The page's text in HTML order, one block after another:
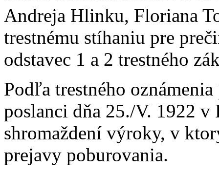
Andreja Hlinku, Floriana
trestnému stíhaniu pre
odstavec 1 a 2 trestného
Podľa trestného
poslanci dňa 25./V. 1922
shromaždení výroky, v
prejavy poburovania.